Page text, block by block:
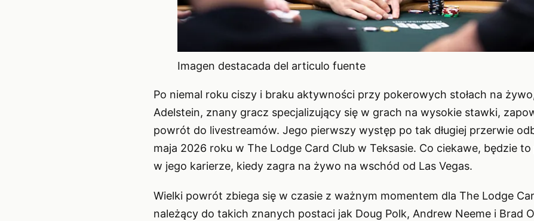
Imagen destacada del articulo fuente
Po niemal roku ciszy i braku aktywności przy pokerowych stołach na
Adelstein, znany gracz specjalizujący się w grach na wysokie stawki,
powrót do livestreamów. Jego pierwszy występ po tak długiej przerwie
maja 2026 roku w The Lodge Card Club w Teksasie. Co ciekawe, będzie
w jego karierze, kiedy zagra na żywo na wschód od Las Vegas.
Wielki powrót zbiega się w czasie z ważnym momentem dla The Lodge
należący do takich znanych postaci jak Doug Polk, Andrew Neeme i Brad